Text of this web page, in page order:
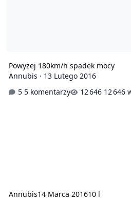
Powyżej 180km/h spadek mocy
Annubis · 13 Lutego 2016
5 komentarzy
12 646
Annubis14 Marca 201610 l